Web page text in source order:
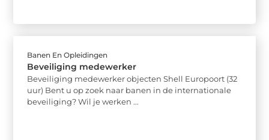
Banen En Opleidingen
Beveiliging medewerker
Beveiliging medewerker objecten Shell Europoort (32
uur) Bent u op zoek naar banen in de internationale
beveiliging? Wil je werken ...